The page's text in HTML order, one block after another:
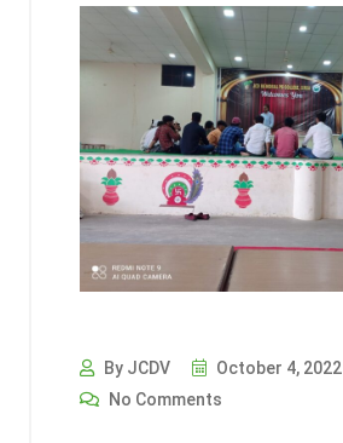
By JCDV
October 4, 2022
No Comments